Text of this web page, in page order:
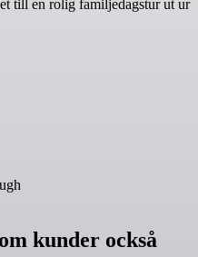
till en rolig familjedagstur ut ur
kunder också